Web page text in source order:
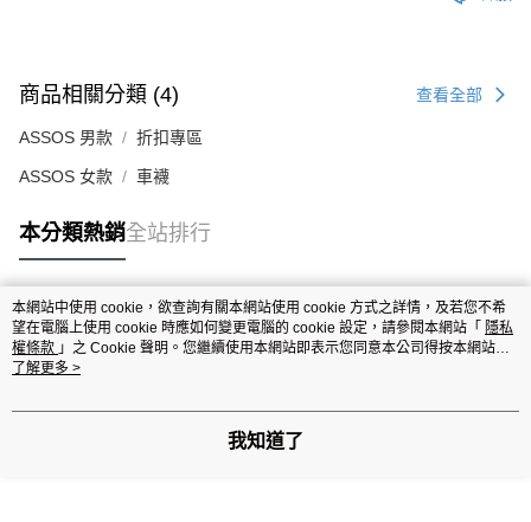
商品相關分類 (4) 查看全部
ASSOS 男款 折扣專區
ASSOS 女款 車襪
本分類熱銷全站排行
熱門標籤
本網站中使用 cookie，欲查詢有關本網站使用 cookie 方式之詳情，及若您不希
望在電腦上使用 cookie 時應如何變更電腦的 cookie 設定，請參閱本網站「 隱私
權條款 」之 Cookie 聲明。您繼續使用本網站即表示您同意本公司得按本網站使
用條款之 Cookie 聲明使用 cookie。
了解更多 >
我知道了